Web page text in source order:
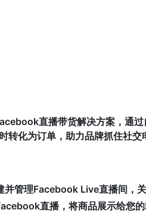
直播带货解决方案，通
化为订单，助力品牌抓住社交
并管理Facebook Live直播间，
直播，将商品展示给您